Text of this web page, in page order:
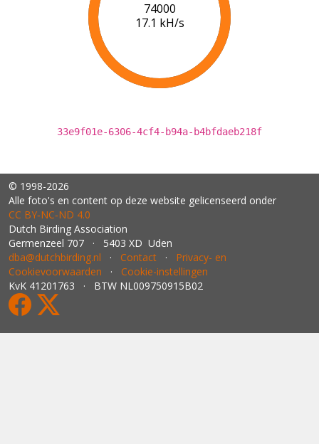
75000
17.1 kH/s
33e9f01e-6306-4cf4-b94a-b4bfdaeb218f
© 1998-2026
Alle foto's en content op deze website gelicenseerd onder
CC BY‑NC‑ND 4.0
Dutch Birding Association
Germenzeel 707 · 5403 XD Uden
dba@dutchbirding.nl · Contact · Privacy- en
Cookievoorwaarden · Cookie-instellingen
KvK 41201763 · BTW NL009750915B02